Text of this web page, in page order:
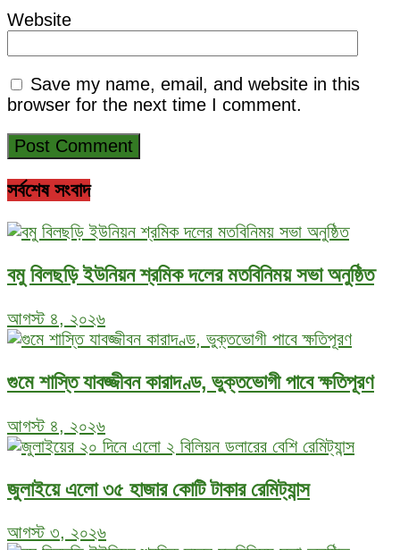
Website
Save my name, email, and website in this
browser for the next time I comment.
সর্বশেষ সংবাদ
বমু বিলছড়ি ইউনিয়ন শ্রমিক দলের মতবিনিময় সভা অনুষ্ঠিত
আগস্ট ৪, ২০২৬
গুমে শাস্তি যাবজ্জীবন কারাদণ্ড, ভুক্তভোগী পাবে ক্ষতিপূরণ
আগস্ট ৪, ২০২৬
জুলাইয়ে এলো ৩৫ হাজার কোটি টাকার রেমিট্যান্স
আগস্ট ৩, ২০২৬